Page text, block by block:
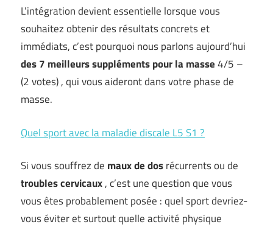
L’intégration devient essentielle lorsque vous
souhaitez obtenir des résultats concrets et
immédiats, c’est pourquoi nous parlons aujourd’hui
des 7 meilleurs suppléments pour la masse4/5 –
(2 votes) , qui vous aideront dans votre phase de
masse.
Quel sport avec la maladie discale L5 S1 ?
Si vous souffrez de maux de dosrécurrents ou de
troubles cervicaux, c’est une question que vous
vous êtes probablement posée : quel sport devriez-
vous éviter et surtout quelle activité physique